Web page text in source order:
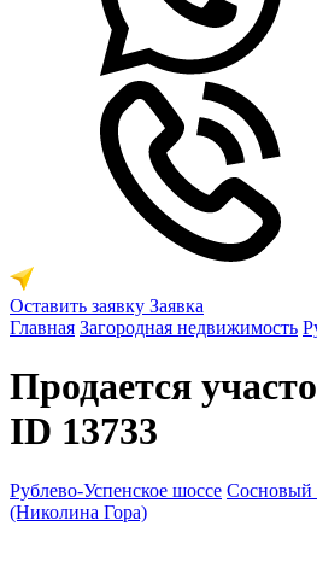
Оставить заявку Заявка
Главная Загородная недвижимость
Продается
ID 13733
Рублево-Успенское шоссе
(Николина Гора)